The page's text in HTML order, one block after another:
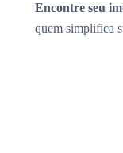
Encontre seu
quem simplifica